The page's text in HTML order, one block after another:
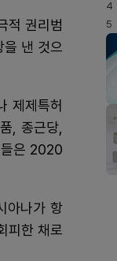
적 권리범
을 낸 것으
제제특허
, 종근당,
들은 2020
아나가 항
피한 채로
4
5